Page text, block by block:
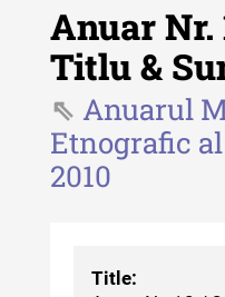
Revista
Revista
- 2025
Anuar Nr.
Titlu &
Anuarul
Etnografic
2010
Title: